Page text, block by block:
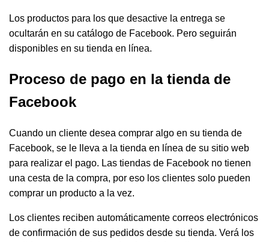
Los productos para los que desactive la entrega se
ocultarán en su catálogo de Facebook. Pero seguirán
disponibles en su tienda en línea.
Proceso de pago en la tienda de
Facebook
Cuando un cliente desea comprar algo en su tienda de
Facebook, se le lleva a la tienda en línea de su sitio web
para realizar el pago. Las tiendas de Facebook no tienen
una cesta de la compra, por eso los clientes solo pueden
comprar un producto a la vez.
Los clientes reciben automáticamente correos electrónicos
de confirmación de sus pedidos desde su tienda. Verá los